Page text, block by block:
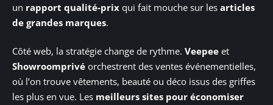
un rapport qualité-prix qui fait mouche sur les articles
de grandes marques.
Côté web, la stratégie change de rythme. Veepee et
Showroomprivé orchestrent des ventes événementielles,
où l’on trouve vêtements, beauté ou déco issus des griffes
les plus en vue. Les meilleurs sites pour économiser